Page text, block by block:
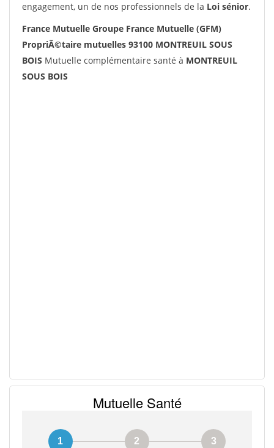
engagement, un de nos professionnels de la Loi sénior.
France Mutuelle Groupe France Mutuelle (GFM)
PropriÃ©taire mutuelles 93100 MONTREUIL SOUS
BOIS Mutuelle complémentaire santé à MONTREUIL
SOUS BOIS